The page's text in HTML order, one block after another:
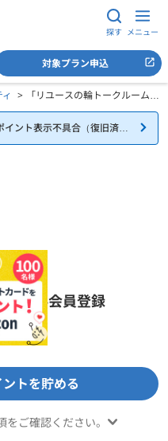
探す メニュー
対象プラン申込
「リユースの輪トークルーム」
イント表示不具合（復旧済
」無料会員登録
トを貯める
ご確認ください。